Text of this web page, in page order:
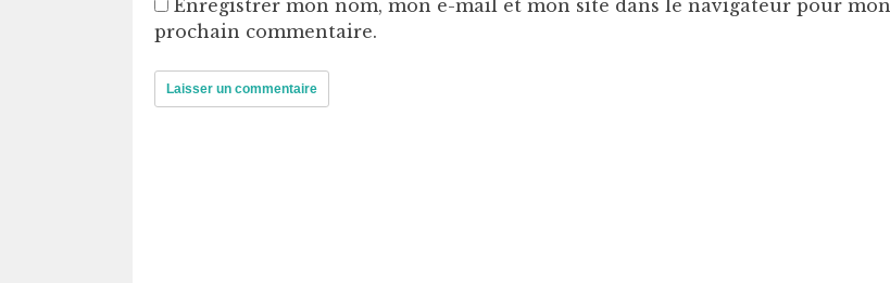
Enregistrer mon nom, mon e-mail et mon site dans le navigateur pour mon
prochain commentaire.